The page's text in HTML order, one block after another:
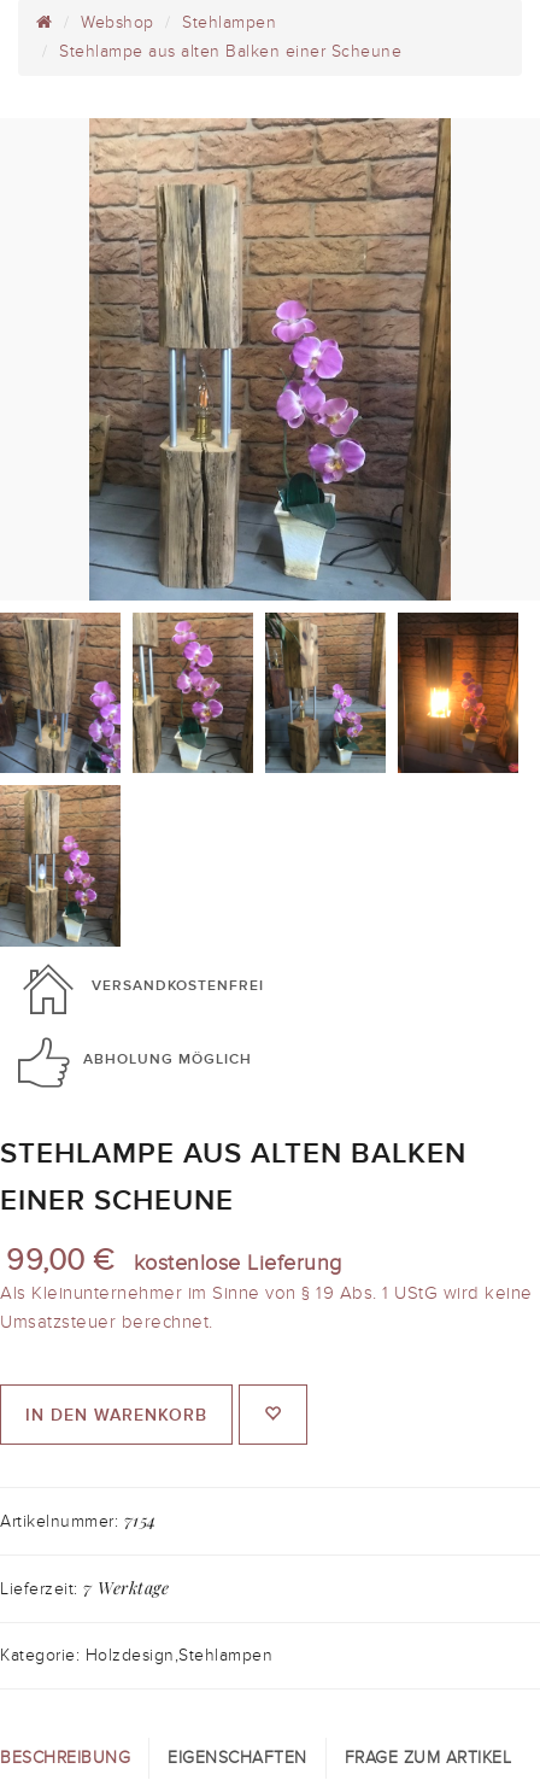
Webshop
Stehlampen
Stehlampe aus alten Balken einer Scheune
VERSANDKOSTENFREI
ABHOLUNG MÖGLICH
STEHLAMPE AUS ALTEN BALKEN
EINER SCHEUNE
99,00 € kostenlose Lieferung
Als Kleinunternehmer im Sinne von § 19 Abs. 1 UStG wird keine
Umsatzsteuer berechnet.
IN DEN WARENKORB
Artikelnummer: 7154
Lieferzeit: 7 Werktage
Kategorie: Holzdesign,Stehlampen
BESCHREIBUNG EIGENSCHAFTEN FRAGE ZUM ARTIKEL